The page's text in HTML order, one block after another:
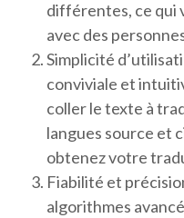
différentes, ce qui
avec des
Simplicité
conviviale et
coller le texte à
langues source et
obtenez votre
Fiabilité et
algorithmes